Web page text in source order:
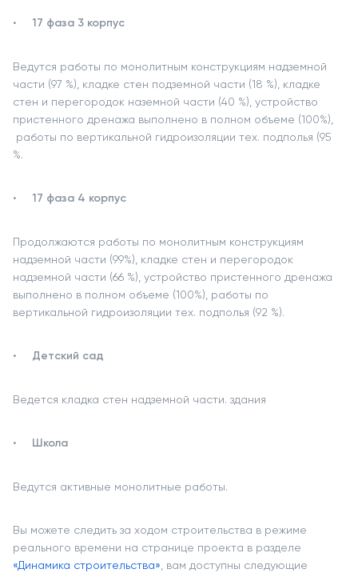
17 фаза 3 корпус
Ведутся работы по монолитным конструкциям надземной
части (97 %), кладке стен подземной части (18 %), кладке
стен и перегородок наземной части (40 %), устройство
пристенного дренажа выполнено в полном объеме (100%),
работы по вертикальной гидроизоляции тех. подполья (95
%.
17 фаза 4 корпус
Продолжаются работы по монолитным конструкциям
надземной части (99%), кладке стен и перегородок
надземной части (66 %), устройство пристенного дренажа
выполнено в полном объеме (100%), работы по
вертикальной гидроизоляции тех. подполья (92 %).
Детский сад
Ведется кладка стен надземной части. здания
Школа
Ведутся активные монолитные работы.
Вы можете следить за ходом строительства в режиме
реального времени на странице проекта в разделе
«Динамика строительства» , вам доступны следующие